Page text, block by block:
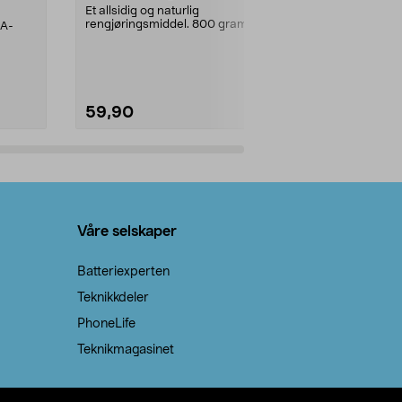
Et allsidig og naturlig
rengjøringsmiddel. 800 gram
59,90
Våre selskaper
Batteriexperten
Teknikkdeler
PhoneLife
Teknikmagasinet